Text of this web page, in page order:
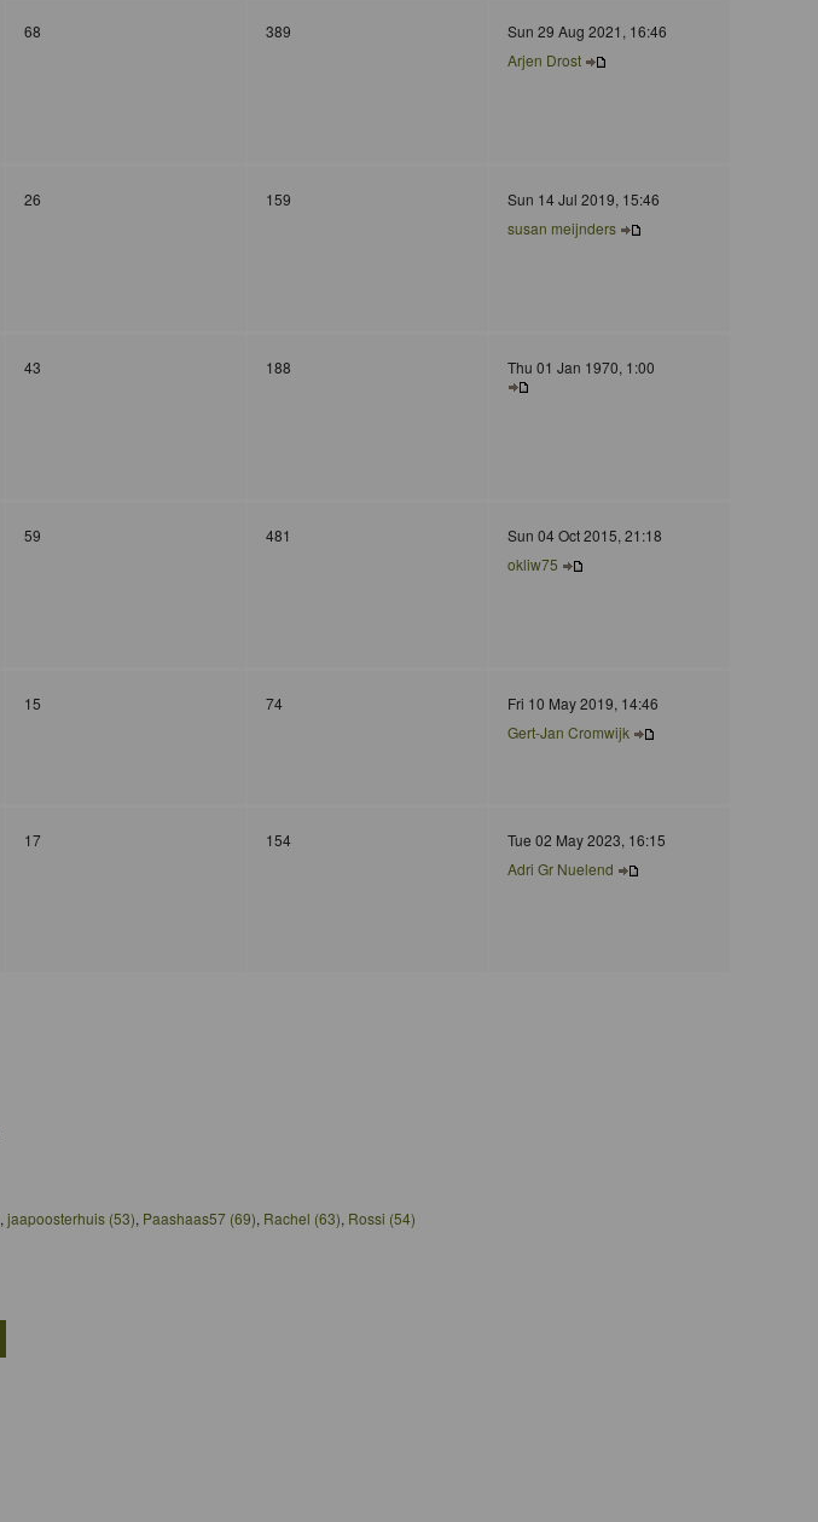
68 389
Sun 29 Aug 2021, 16:46
Arjen Drost
26 159
Sun 14 Jul 2019, 15:46
susan meijnders
43 188 Thu 01 Jan 1970, 1:00
59 481
Sun 04 Oct 2015, 21:18
okliw75
15 74
Fri 10 May 2019, 14:46
Gert-Jan Cromwijk
17 154
Tue 02 May 2023, 16:15
Adri Gr Nuelend
, jaapoosterhuis (53), Paashaas57 (69), Rachel (63), Rossi (54)